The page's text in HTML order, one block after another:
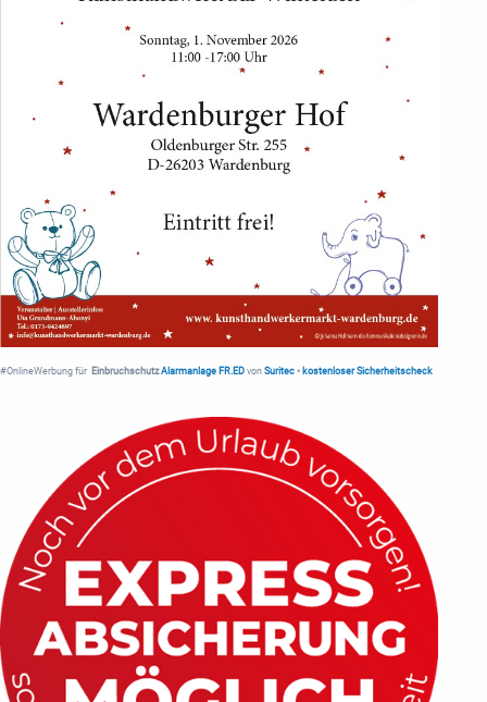
#OnlineWerbung für Einbruchschutz Alarmanlage FR.ED von Suritec • kostenloser Sicherheitscheck